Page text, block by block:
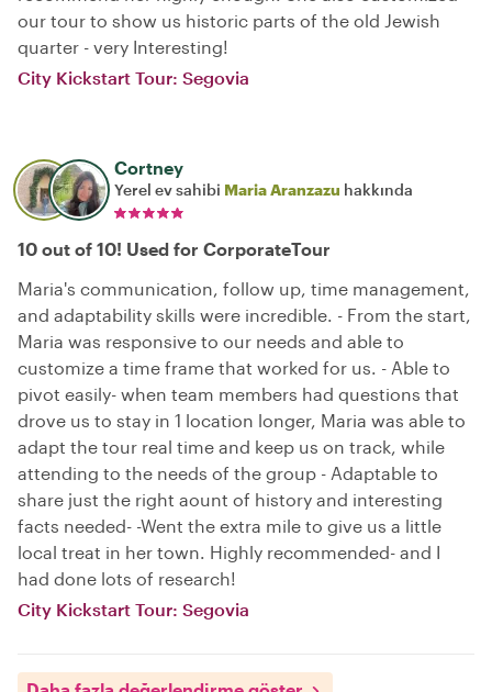
our tour to show us historic parts of the old Jewish
quarter - very Interesting!
City Kickstart Tour: Segovia
Cortney
Yerel ev sahibi Maria Aranzazu hakkında
10 out of 10! Used for CorporateTour
Maria's communication, follow up, time management,
and adaptability skills were incredible. - From the start,
Maria was responsive to our needs and able to
customize a time frame that worked for us. - Able to
pivot easily- when team members had questions that
drove us to stay in 1 location longer, Maria was able to
adapt the tour real time and keep us on track, while
attending to the needs of the group - Adaptable to
share just the right aount of history and interesting
facts needed- -Went the extra mile to give us a little
local treat in her town. Highly recommended- and I
had done lots of research!
City Kickstart Tour: Segovia